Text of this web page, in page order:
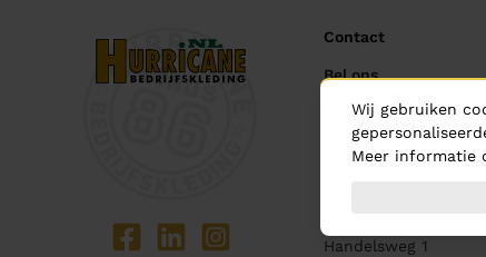
Contact
Bel ons
0348 - 444 440
Mail ons
Handelsweg 1
Wij gebruiken
Meer informatie